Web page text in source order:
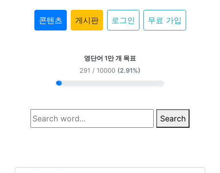
콘텐츠 게시판 로그인 무료 가입
영단어 1만 개 목표
291 / 10000 (2.91%)
Search